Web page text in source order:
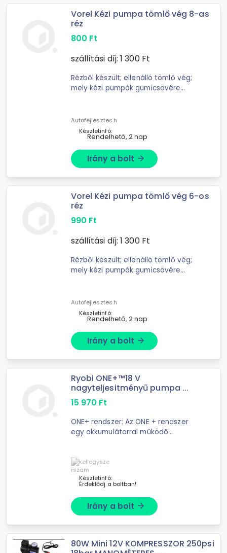
Vorel Kézi pumpa tömlő vég 8-as
réz
800 Ft
szállítási díj: 1 300Ft
Rézből készült; ellenálló tömlő vég;
mely kézi pumpák gumicsövére
mm. ...
Autofejlesztes.h
Készletinfó:
Rendelhető, 2 nap
Irány a bolt arrow_forward
Vorel Kézi pumpa tömlő vég 6-os
réz
990 Ft
szállítási díj: 1 300Ft
Rézből készült; ellenálló tömlő vég;
mely kézi pumpák gumicsövére
mm. ...
Autofejlesztes.h
Készletinfó:
Rendelhető, 2 nap
Irány a bolt arrow_forward
Ryobi ONE+™18 V
nagyteljesitményű pumpa ...
15 970 Ft
ONE+ rendszer: Az ONE + rendszer
egy akkumulátorral mûködõ
géphez. A vezeték nélküli
szabadságot kínáljuk, hogy bárhová
el ...Készletinfó:
Érdeklődj a boltban!
Irány a bolt arrow_forward
80W Mini 12V KOMPRESSZOR 250psi